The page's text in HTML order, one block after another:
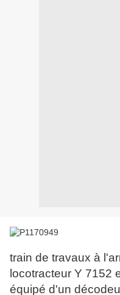
train de travaux à
locotracteur Y 7152
équipé d'un